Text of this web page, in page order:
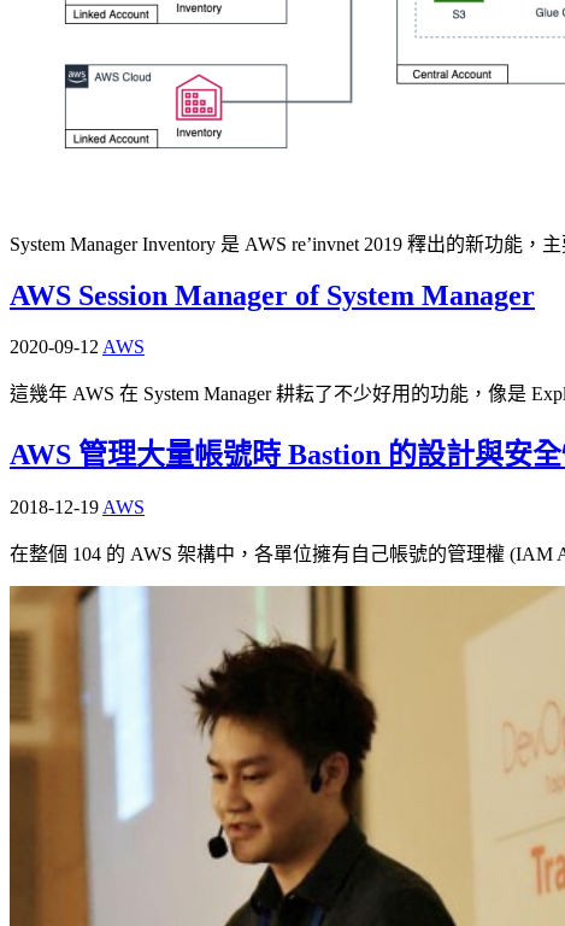
System Manager Inventory 是 AWS re’invnet 2019 釋出的新功能
AWS Session Manager of System Manager
2020-09-12 AWS
這幾年 AWS 在 System Manager 耕耘了不少好用的功能，像是
AWS 管理大量帳號時 Bastion 的設計與安
2018-12-19 AWS
在整個 104 的 AWS 架構中，各單位擁有自己帳號的管理權